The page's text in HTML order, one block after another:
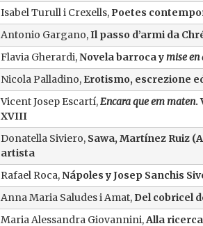
Isabel Turull i Crexells, Poetes
Antonio Gargano,Il passo d’armi da
Flavia Gherardi,Novela barroca ymise en
Nicola Palladino, Erotismo, escrezione
Vicent Josep Escartí,Encara que em maten.
XVIII
Donatella Siviero, Sawa, Martínez Ruiz
artista
Rafael Roca,Nápoles y Josep Sanchis
Anna Maria Saludes i Amat, Del cobricel
Maria Alessandra Giovannini,Alla